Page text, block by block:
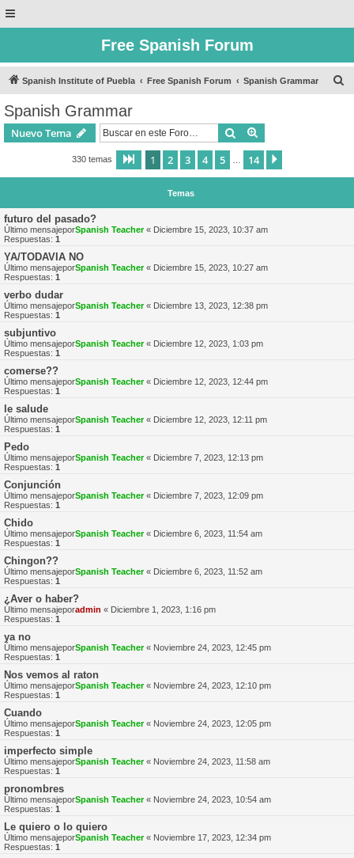
Free Spanish Forum
Spanish Institute of Puebla Free Spanish Forum Spanish Grammar
Spanish Grammar
Nuevo Tema Buscar
330 temas Página de 14
1 2 3 4 5 14
Temas
futuro del pasado?
Último mensajeporSpanish Teacher« Diciembre 15, 2023, 10:37 am
Respuestas: 1
YA/TODAVIA NO
Último mensajeporSpanish Teacher« Diciembre 15, 2023, 10:27 am
Respuestas: 1
verbo dudar
Último mensajeporSpanish Teacher« Diciembre 13, 2023, 12:38 pm
Respuestas: 1
subjuntivo
Último mensajeporSpanish Teacher« Diciembre 12, 2023, 1:03 pm
Respuestas: 1
comerse??
Último mensajeporSpanish Teacher« Diciembre 12, 2023, 12:44 pm
Respuestas: 1
le salude
Último mensajeporSpanish Teacher« Diciembre 12, 2023, 12:11 pm
Respuestas: 1
Pedo
Último mensajeporSpanish Teacher« Diciembre 7, 2023, 12:13 pm
Respuestas: 1
Conjunción
Último mensajeporSpanish Teacher« Diciembre 7, 2023, 12:09 pm
Respuestas: 1
Chido
Último mensajeporSpanish Teacher« Diciembre 6, 2023, 11:54 am
Respuestas: 1
Chingon??
Último mensajeporSpanish Teacher« Diciembre 6, 2023, 11:52 am
Respuestas: 1
¿Aver o haber?
Último mensajeporadmin « Diciembre 1, 2023, 1:16 pm
Respuestas: 1
ya no
Último mensajeporSpanish Teacher« Noviembre 24, 2023, 12:45 pm
Respuestas: 1
Nos vemos al raton
Último mensajeporSpanish Teacher« Noviembre 24, 2023, 12:10 pm
Respuestas: 1
Cuando
Último mensajeporSpanish Teacher« Noviembre 24, 2023, 12:05 pm
Respuestas: 1
imperfecto simple
Último mensajeporSpanish Teacher« Noviembre 24, 2023, 11:58 am
Respuestas: 1
pronombres
Último mensajeporSpanish Teacher« Noviembre 24, 2023, 10:54 am
Respuestas: 1
Le quiero o lo quiero
Último mensajeporSpanish Teacher« Noviembre 17, 2023, 12:34 pm
Respuestas: 1